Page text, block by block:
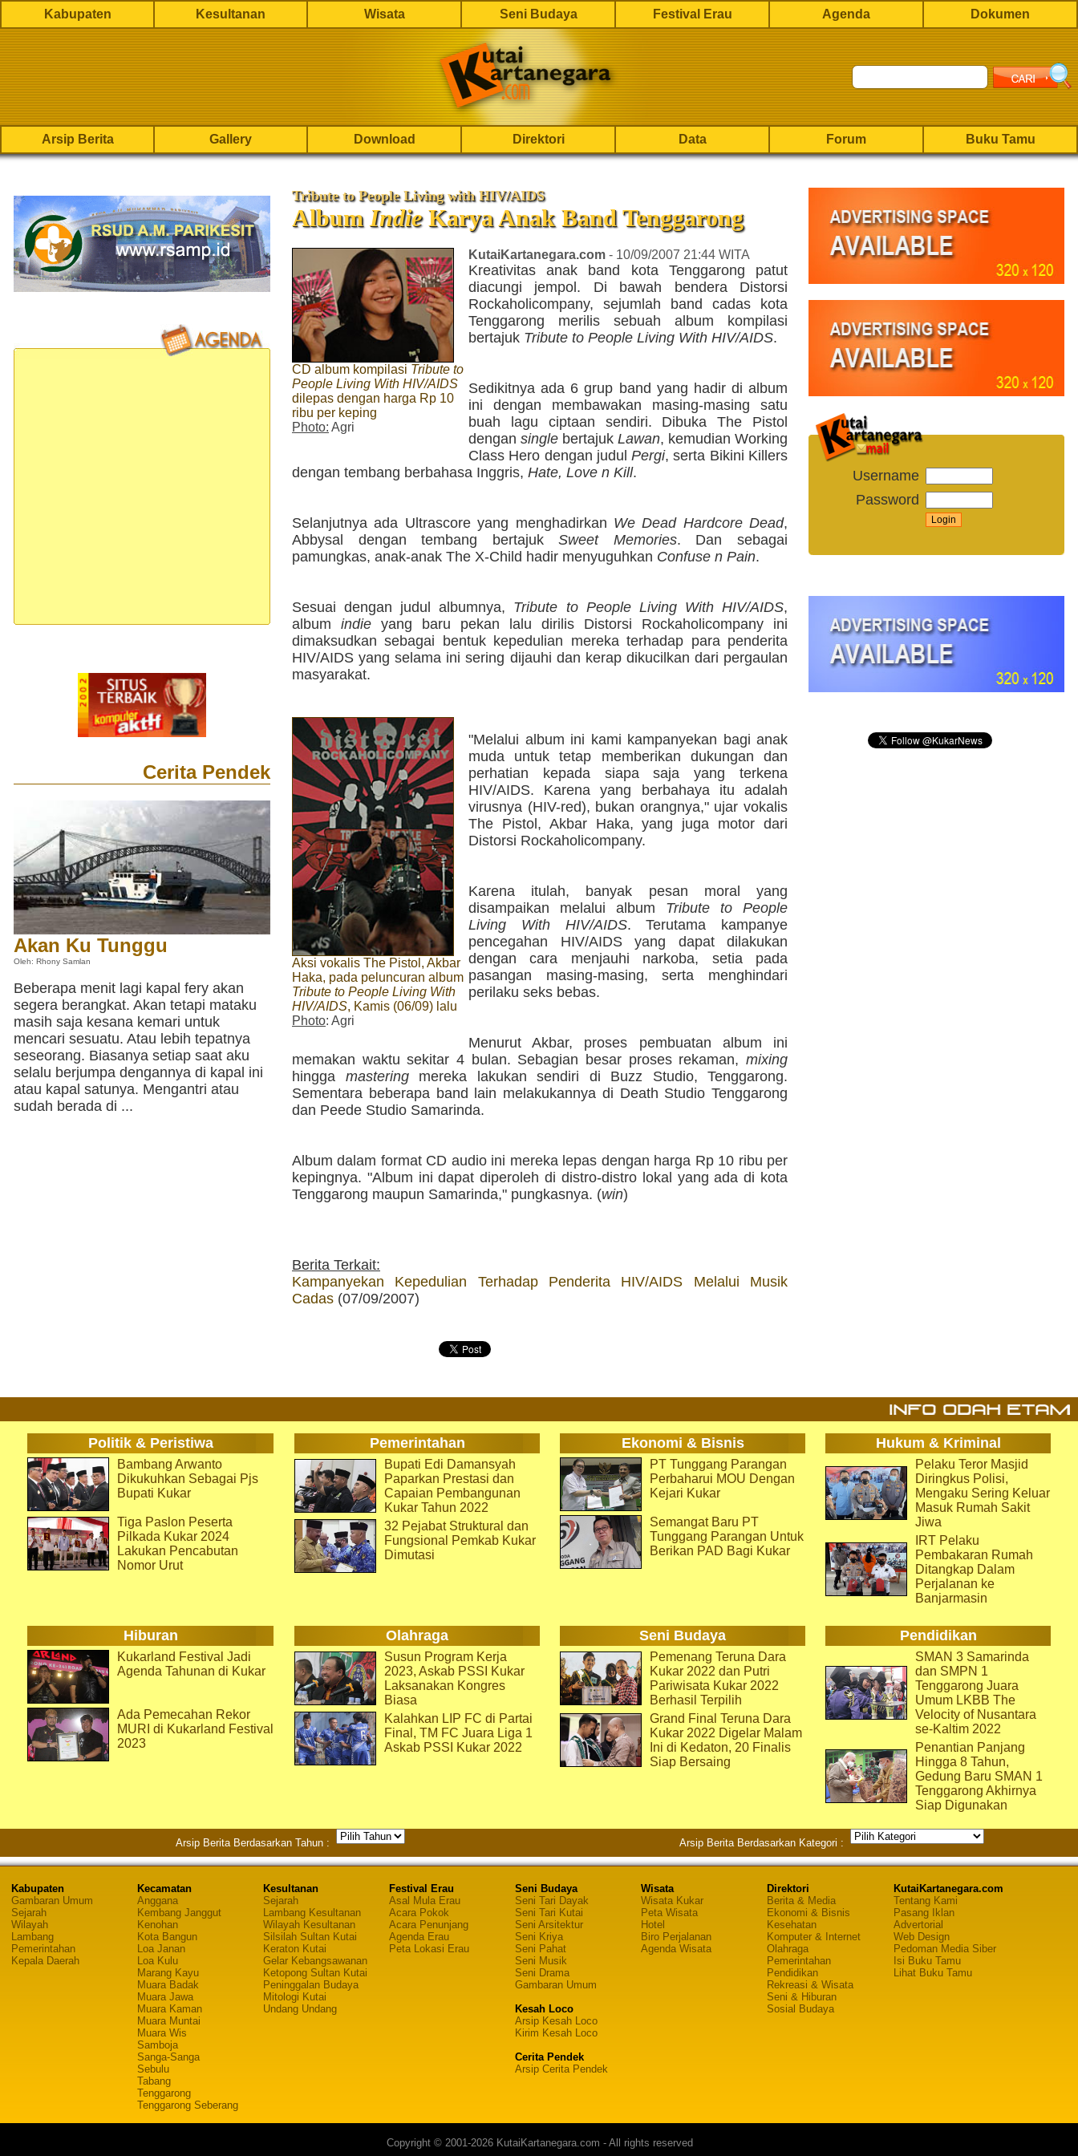
Kabupaten Kesultanan Wisata Seni Budaya Festival Erau Agenda Dokumen
Arsip Berita Gallery Download Direktori Data Forum Buku Tamu
Cerita Pendek
Akan Ku Tunggu
Oleh: Rhony Samlan
Beberapa menit lagi kapal fery akan
segera berangkat. Akan tetapi mataku
masih saja kesana kemari untuk
mencari sesuatu. Atau lebih tepatnya
seseorang. Biasanya setiap saat aku
selalu berjumpa dengannya di kapal ini
atau kapal satunya. Mengantri atau
sudah berada di ...
Tribute to People Living with HIV/AIDS
Album IndieKarya Anak Band Tenggarong
CD album kompilasi Tribute to
People Living With HIV/AIDS
dilepas dengan harga Rp 10
ribu per keping
Photo: Agri
KutaiKartanegara.com - 10/09/2007 21:44 WITA
Kreativitas anak band kota Tenggarong patut
diacungi jempol. Di bawah bendera Distorsi
Rockaholicompany, sejumlah band cadas kota
Tenggarong merilis sebuah album kompilasi
bertajuk Tribute to People Living With HIV/AIDS.
Sedikitnya ada 6 grup band yang hadir di album
ini dengan membawakan masing-masing satu
buah lagu ciptaan sendiri. Dibuka The Pistol
dengan single bertajuk Lawan, kemudian Working
Class Hero dengan judulPergi, serta Bikini Killers
dengan tembang berbahasa Inggris, Hate, Love n Kill.
Selanjutnya ada Ultrascore yang menghadirkan We Dead Hardcore Dead,
Abbysal dengan tembang bertajukSweet Memories. Dan sebagai
pamungkas, anak-anak The X-Child hadir menyuguhkan Confuse n Pain.
Sesuai dengan judul albumnya, Tribute to People Living With HIV/AIDS,
album indie yang baru pekan lalu dirilis Distorsi Rockaholicompany ini
dimaksudkan sebagai bentuk kepedulian mereka terhadap para penderita
HIV/AIDS yang selama ini sering dijauhi dan kerap dikucilkan dari pergaulan
masyarakat.
Aksi vokalis The Pistol, Akbar
Haka, pada peluncuran album
Tribute to People Living With
HIV/AIDS, Kamis (06/09) lalu
Photo: Agri
"Melalui album ini kami kampanyekan bagi anak
muda untuk tetap memberikan dukungan dan
perhatian kepada siapa saja yang terkena
HIV/AIDS. Karena yang berbahaya itu adalah
virusnya (HIV-red), bukan orangnya," ujar vokalis
The Pistol, Akbar Haka, yang juga motor dari
Distorsi Rockaholicompany.
Karena itulah, banyak pesan moral yang
disampaikan melalui album Tribute to People
Living With HIV/AIDS. Terutama kampanye
pencegahan HIV/AIDS yang dapat dilakukan
dengan cara menjauhi narkoba, setia pada
pasangan masing-masing, serta menghindari
perilaku seks bebas.
Menurut Akbar, proses pembuatan album ini
memakan waktu sekitar 4 bulan. Sebagian besar proses rekaman, mixing
hingga masteringmereka lakukan sendiri di Buzz Studio, Tenggarong.
Sementara beberapa band lain melakukannya di Death Studio Tenggarong
dan Peede Studio Samarinda.
Album dalam format CD audio ini mereka lepas dengan harga Rp 10 ribu per
kepingnya. "Album ini dapat diperoleh di distro-distro lokal yang ada di kota
Tenggarong maupun Samarinda," pungkasnya. (win)
Berita Terkait:
Kampanyekan Kepedulian Terhadap Penderita HIV/AIDS Melalui Musik
Cadas (07/09/2007)
Username
Password
Politik & Peristiwa Pemerintahan Ekonomi & Bisnis Hukum & Kriminal
Bambang Arwanto
Dikukuhkan Sebagai Pjs
Bupati Kukar
Tiga Paslon Peserta
Pilkada Kukar 2024
Lakukan Pencabutan
Nomor Urut
Bupati Edi Damansyah
Paparkan Prestasi dan
Capaian Pembangunan
Kukar Tahun 2022
32 Pejabat Struktural dan
Fungsional Pemkab Kukar
Dimutasi
PT Tunggang Parangan
Perbaharui MOU Dengan
Kejari Kukar
Semangat Baru PT
Tunggang Parangan Untuk
Berikan PAD Bagi Kukar
Pelaku Teror Masjid
Diringkus Polisi,
Mengaku Sering Keluar
Masuk Rumah Sakit
Jiwa
IRT Pelaku
Pembakaran Rumah
Ditangkap Dalam
Perjalanan ke
Banjarmasin
Hiburan Olahraga Seni Budaya Pendidikan
Kukarland Festival Jadi
Agenda Tahunan di Kukar
Ada Pemecahan Rekor
MURI di Kukarland Festival
2023
Susun Program Kerja
2023, Askab PSSI Kukar
Laksanakan Kongres
Biasa
Kalahkan LIP FC di Partai
Final, TM FC Juara Liga 1
Askab PSSI Kukar 2022
Pemenang Teruna Dara
Kukar 2022 dan Putri
Pariwisata Kukar 2022
Berhasil Terpilih
Grand Final Teruna Dara
Kukar 2022 Digelar Malam
Ini di Kedaton, 20 Finalis
Siap Bersaing
SMAN 3 Samarinda
dan SMPN 1
Tenggarong Juara
Umum LKBB The
Velocity of Nusantara
se-Kaltim 2022
Penantian Panjang
Hingga 8 Tahun,
Gedung Baru SMAN 1
Tenggarong Akhirnya
Siap Digunakan
Arsip Berita Berdasarkan Tahun : Arsip Berita Berdasarkan Kategori :
Kabupaten
Gambaran Umum
Sejarah
Wilayah
Lambang
Pemerintahan
Kepala Daerah
Kecamatan
Anggana
Kembang Janggut
Kenohan
Kota Bangun
Loa Janan
Loa Kulu
Marang Kayu
Muara Badak
Muara Jawa
Muara Kaman
Muara Muntai
Muara Wis
Samboja
Sanga-Sanga
Sebulu
Tabang
Tenggarong
Tenggarong Seberang
Kesultanan
Sejarah
Lambang Kesultanan
Wilayah Kesultanan
Silsilah Sultan Kutai
Keraton Kutai
Gelar Kebangsawanan
Ketopong Sultan Kutai
Peninggalan Budaya
Mitologi Kutai
Undang Undang
Festival Erau
Asal Mula Erau
Acara Pokok
Acara Penunjang
Agenda Erau
Peta Lokasi Erau
Seni Budaya
Seni Tari Dayak
Seni Tari Kutai
Seni Arsitektur
Seni Kriya
Seni Pahat
Seni Musik
Seni Drama
Gambaran Umum
Kesah Loco
Arsip Kesah Loco
Kirim Kesah Loco
Cerita Pendek
Arsip Cerita Pendek
Wisata
Wisata Kukar
Peta Wisata
Hotel
Biro Perjalanan
Agenda Wisata
Direktori
Berita & Media
Ekonomi & Bisnis
Kesehatan
Komputer & Internet
Olahraga
Pemerintahan
Pendidikan
Rekreasi & Wisata
Seni & Hiburan
Sosial Budaya
KutaiKartanegara.com
Tentang Kami
Pasang Iklan
Advertorial
Web Design
Pedoman Media Siber
Isi Buku Tamu
Lihat Buku Tamu
Copyright © 2001-2026 KutaiKartanegara.com - All rights reserved